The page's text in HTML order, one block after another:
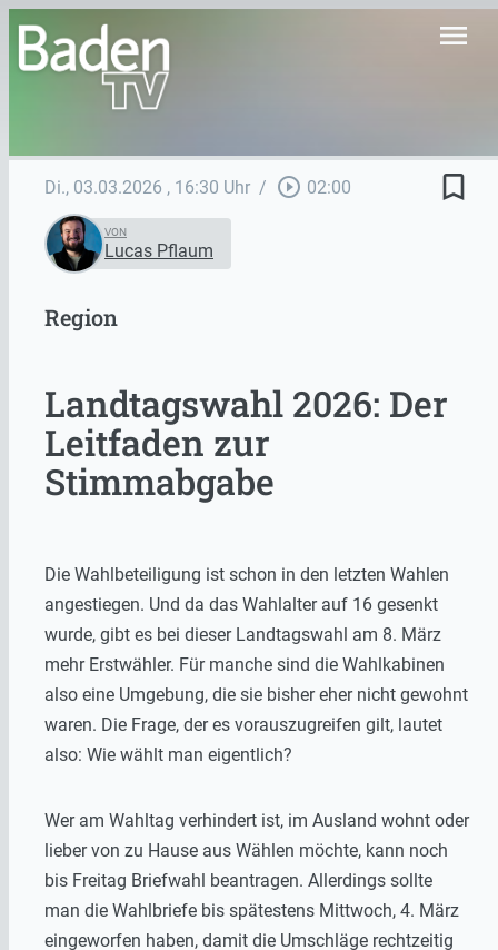
menu
Di., 03.03.2026 , 16:30 Uhr / play_circle_outline 02:00 bookmark_border
VON
Lucas Pflaum
Region
Landtagswahl 2026: Der
Leitfaden zur
Stimmabgabe
Die Wahlbeteiligung ist schon in den letzten Wahlen
angestiegen. Und da das Wahlalter auf 16 gesenkt
wurde, gibt es bei dieser Landtagswahl am 8. März
mehr Erstwähler. Für manche sind die Wahlkabinen
also eine Umgebung, die sie bisher eher nicht gewohnt
waren. Die Frage, der es vorauszugreifen gilt, lautet
also: Wie wählt man eigentlich?
Wer am Wahltag verhindert ist, im Ausland wohnt oder
lieber von zu Hause aus Wählen möchte, kann noch
bis Freitag Briefwahl beantragen. Allerdings sollte
man die Wahlbriefe bis spätestens Mittwoch, 4. März
eingeworfen haben, damit die Umschläge rechtzeitig